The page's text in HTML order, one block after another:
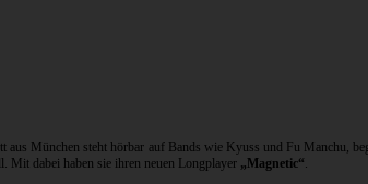
aus München steht hörbar auf Bands wie Kyuss und Fu Manchu,
Mit dabei haben sie ihren neuen Longplayer „Magnetic“.